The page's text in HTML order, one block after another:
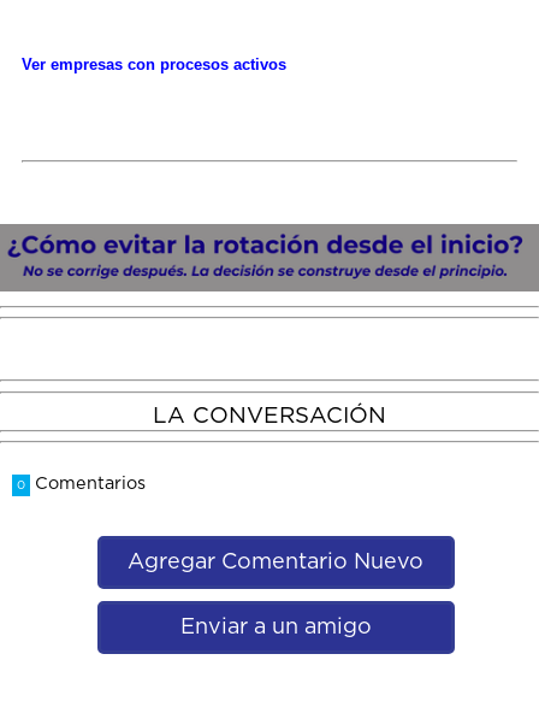
Ver empresas con procesos activos
LA CONVERSACIÓN
0 Comentarios
Agregar Comentario Nuevo
Enviar a un amigo